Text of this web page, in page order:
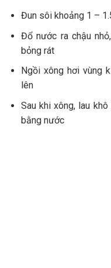
Đun sôi khoảng 1 –
Đổ nước ra chậu
bỏng rát
Ngồi xông hơi vùng
lên
Sau khi xông, lau
bằng nước